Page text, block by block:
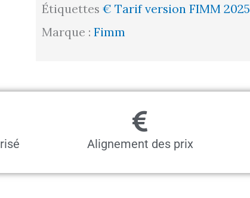
en
hauteur,
x
kg
Étiquettes € Tarif version FIMM 2025
Marque : Fimm
Alignement des prix